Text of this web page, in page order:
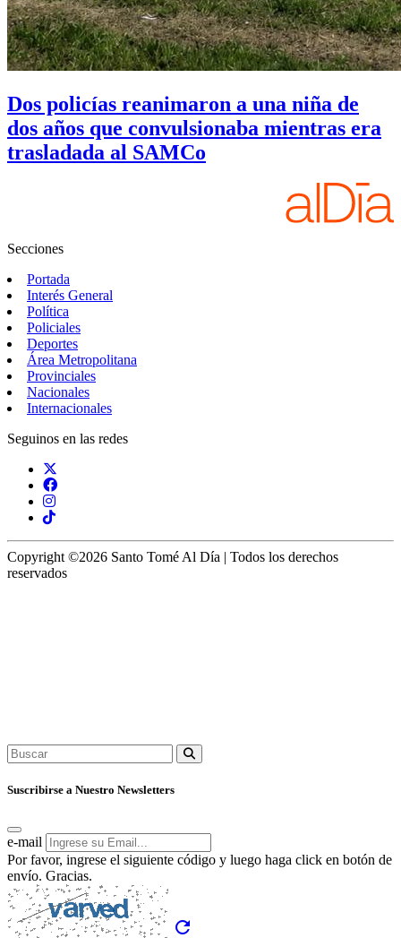
Dos policías reanimaron a una niña de
dos años que convulsionaba mientras era
trasladada al SAMCo
Secciones
Portada
Interés General
Política
Policiales
Deportes
Área Metropolitana
Provinciales
Nacionales
Internacionales
Seguinos en las redes
Copyright ©2026 Santo Tomé Al Día | Todos los derechos
reservados
Suscribirse a Nuestro Newsletters
e-mail
Por favor, ingrese el siguiente código y luego haga click en botón de
envío. Gracias.
refresh